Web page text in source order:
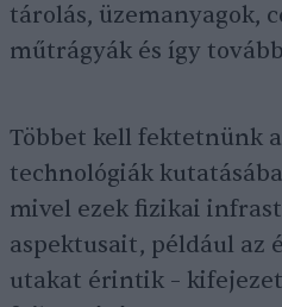
tárolás, üzemanyagok,
műtrágyák és így
Többet kell fektetnünk
technológiák
mivel ezek fizikai
aspektusait, például az
utakat érintik –